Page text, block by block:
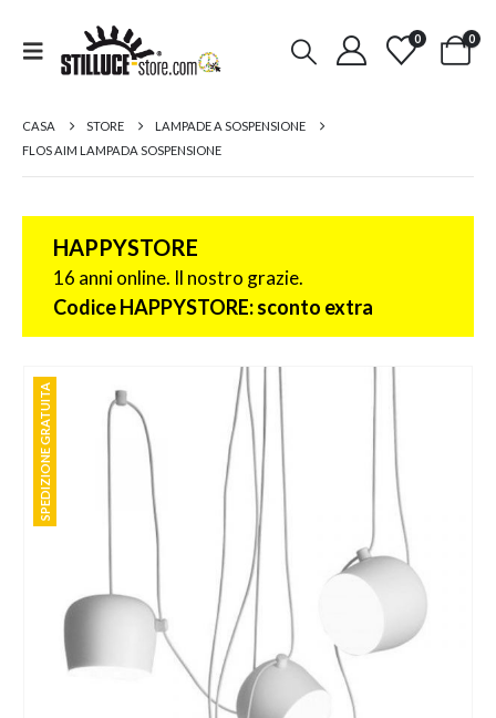
0 0
CASA STORE
LAMPADE A SOSPENSIONE
FLOS AIM LAMPADA SOSPENSIONE
HAPPYSTORE
16 anni online. Il nostro grazie.
Codice HAPPYSTORE: sconto extra
SPEDIZIONE GRATUITA
SPEDIZIONE GRATUITA